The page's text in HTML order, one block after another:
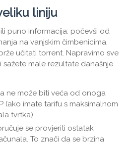
liniju
puno informacija: počevši od
na vanjskim čimbenicima,
učitati torrent. Napravimo sve
male rezultate današnje
ne može biti veća od onoga
(ako imate tarifu s maksimalnom
tvrtka).
se provjeriti ostatak
To znači da se brzina